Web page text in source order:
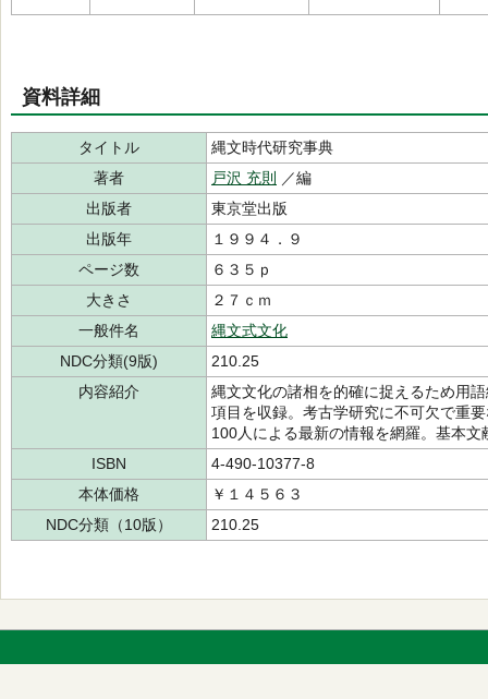
資料詳細
タイトル
縄文時代研究事典
著者
戸沢 充則
／編
出版者
東京堂出版
出版年
１９９４．９
ページ数
６３５ｐ
大きさ
２７ｃｍ
一般件名
縄文式文化
NDC分類(9版)
210.25
内容紹介
縄文文化の諸相を的確に捉えるため用
項目を収録。考古学研究に不可欠で重
100人による最新の情報を網羅。基本文
ISBN
4-490-10377-8
本体価格
￥１４５６３
NDC分類（10版）
210.25